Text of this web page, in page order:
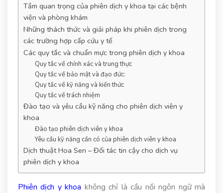
Tầm quan trọng của phiên dịch y khoa tại các bệnh
viện và phòng khám
Những thách thức và giải pháp khi phiên dịch trong
các trường hợp cấp cứu y tế
Các quy tắc và chuẩn mực trong phiên dịch y khoa
Quy tắc về chính xác và trung thực
Quy tắc về bảo mật và đạo đức:
Quy tắc về kỹ năng và kiến thức
Quy tắc về trách nhiệm
Đào tạo và yêu cầu kỹ năng cho phiên dịch viên y
khoa
Đào tạo phiên dịch viên y khoa
Yêu cầu kỹ năng cần có của phiên dịch viên y khoa
Dịch thuật Hoa Sen – Đối tác tin cậy cho dịch vụ
phiên dịch y khoa
Phiên dịch y khoa không chỉ là cầu nối ngôn ngữ mà